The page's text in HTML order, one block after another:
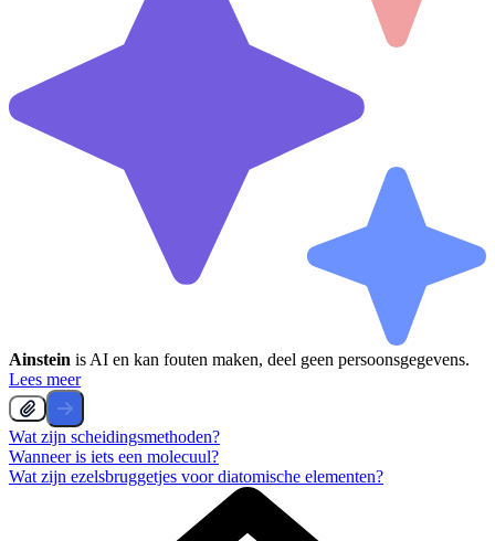
Ainstein is AI en kan fouten maken, deel geen persoonsgegevens.
Lees meer
Wat zijn scheidingsmethoden?
Wanneer is iets een molecuul?
Wat zijn ezelsbruggetjes voor diatomische elementen?